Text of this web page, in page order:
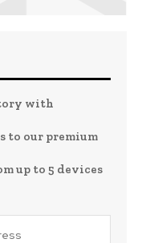
with
to our premium
up to 5 devices